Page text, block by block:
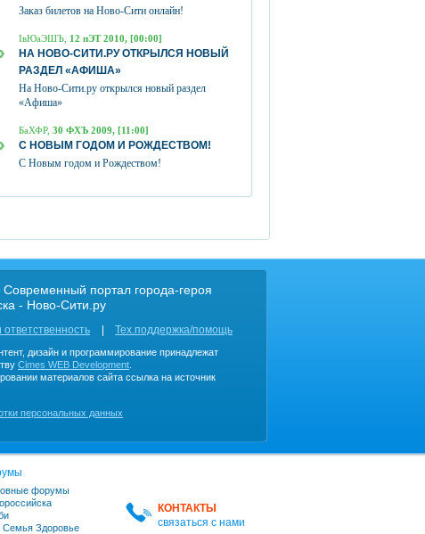
Заказ билетов на Ново-Сити онлайн!
ІвЮаЭШЪ, 12 пЭТ 2010, [00:00]
НА НОВО-СИТИ.РУ ОТКРЫЛСЯ НОВЫЙ
РАЗДЕЛ «АФИША»
На Ново-Сити.ру открылся новый раздел
«Афиша»
БаХФР, 30 ФХЪ 2009, [11:00]
С НОВЫМ ГОДОМ И РОЖДЕСТВОМ!
С Новым годом и Рождеством!
портал города-героя
- Ново-Сити.ру
Тех.поддержка/помощь
дизайн и программирование принадлежат
Cimes WEB Development
материалов сайта ссылка на источник
персональных данных
КОНТАКТЫ
связаться с нами
форумы
Семья Здоровье